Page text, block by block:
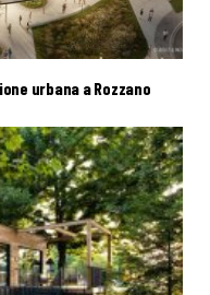
urbana a Rozzano